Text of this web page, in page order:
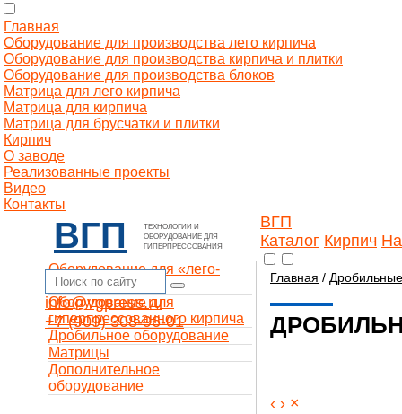
Главная
Оборудование для производства лего кирпича
Оборудование для производства кирпича и плитки
Оборудование для производства блоков
Матрица для лего кирпича
Матрица для кирпича
Матрица для брусчатки и плитки
Кирпич
О заводе
Реализованные проекты
Видео
Контакты
ВГП
ТЕХНОЛОГИИ И
ОБОРУДОВАНИЕ ДЛЯ
ГИПЕРПРЕССОВАНИЯ
ВГП
Каталог Кирпич
info@vgpress.ru
+7 (909) 308-96-01
Оборудование для «лего-
кирпича»
Оборудование для
гиперпрессованного кирпича
Дробильное оборудование
Матрицы
Дополнительное
оборудование
Главная /
‹ › ×